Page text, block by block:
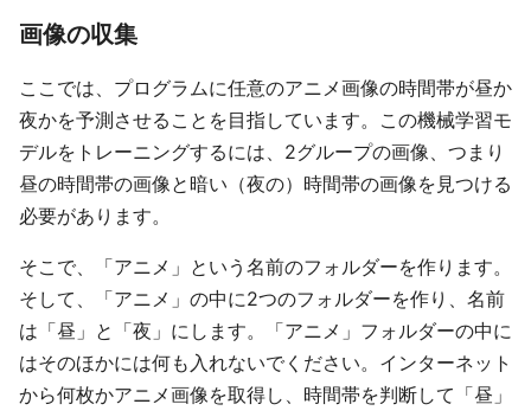
画像の収集
ここでは、プログラムに任意のアニメ画像の時間帯が昼か
夜かを予測させることを目指しています。この機械学習モ
デルをトレーニングするには、2グループの画像、つまり
昼の時間帯の画像と暗い（夜の）時間帯の画像を見つける
必要があります。
そこで、「アニメ」という名前のフォルダーを作ります。
そして、「アニメ」の中に2つのフォルダーを作り、名前
は「昼」と「夜」にします。「アニメ」フォルダーの中に
はそのほかには何も入れないでください。インターネット
から何枚かアニメ画像を取得し、時間帯を判断して「昼」